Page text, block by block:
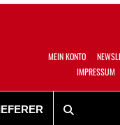
MEIN KONTO
IMPRESSUM